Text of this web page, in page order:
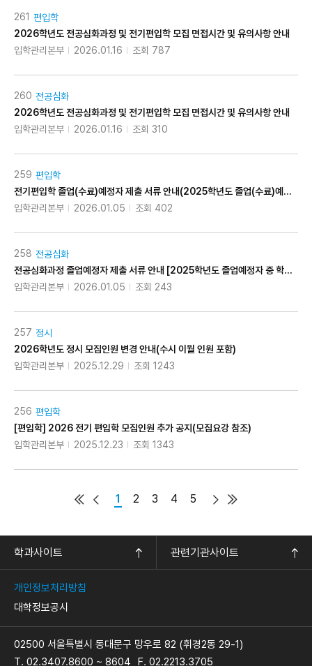
261 편입학
2026학년도 전공심화과정 및 전기편입학 모집 면접시간 및 유의사항 안내
입학관리본부
2026.01.16 조회 787
260 전공심화
2026학년도 전공심화과정 및 전기편입학 모집 면접시간 및 유의사항 안내
입학관리본부
2026.01.16 조회 310
259 편입학
전기편입학 졸업(수료)예정자 제출 서류 안내(2025학년도 졸업(수료)예정자 중 학사일정으로 증명서 발급이 지연되는 대상자에 한함)
입학관리본부
2026.01.05 조회 402
258 전공심화
전공심화과정 졸업예정자 제출 서류 안내 [2025학년도 졸업예정자 중 학사일정으로 증명서 발급이 지연되는 대상자만 해당]
입학관리본부
2026.01.05 조회 243
257 정시
2026학년도 정시 모집인원 변경 안내(수시 이월 인원 포함)
입학관리본부
2025.12.29 조회 1243
256 편입학
[편입학] 2026 전기 편입학 모집인원 추가 공지(모집요강 참조)
입학관리본부
2025.12.23 조회 1343
1 2 3 4 5
개인정보처리방침
대학정보공시
학과사이트 관련기관사이트
02500 서울특별시 동대문구 망우로 82 (휘경2동 29-1)
T. 02.3407.8600 ~ 8604
F. 02.2213.3705